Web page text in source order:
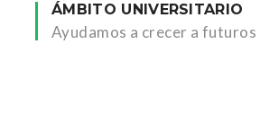
ÁMBITO UNIVERSITARIO
Ayudamos a crecer a